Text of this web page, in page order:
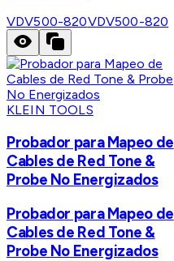
VDV500-820VDV500-820
KLEIN TOOLS
Probador para Mapeo de
Cables de Red Tone &
Probe No Energizados
Probador para Mapeo de
Cables de Red Tone &
Probe No Energizados